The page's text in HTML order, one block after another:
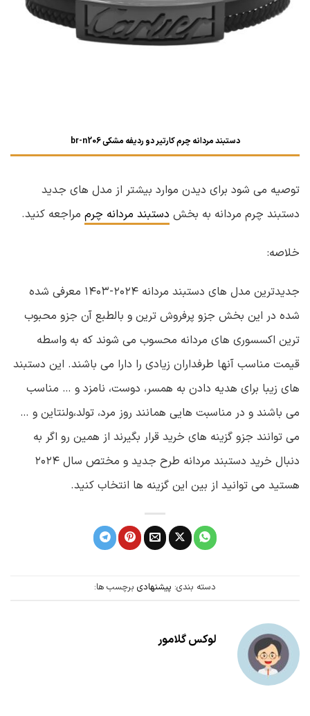
دستبند مردانه چرم کارتیر دو ردیفه مشکی br-n206
توصیه می شود برای دیدن موارد بیشتر از مدل های جدید
دستبند چرم مردانه به بخش دستبند مردانه چرم مراجعه کنید.
خلاصه:
جدیدترین مدل های دستبند مردانه ۲۰۲۴-۱۴۰۳ معرفی شده
شده در این بخش جزو پرفروش ترین و بالطبع آن جزو محبوب
ترین اکسسوری های مردانه محسوب می شوند که به واسطه
قیمت مناسب آنها طرفداران زیادی را دارا می باشند. این دستبند
های زیبا برای هدیه دادن به همسر، دوست، نامزد و … مناسب
می باشند و در مناسبت هایی همانند روز مرد، تولد،ولنتاین و …
می توانند جزو گزینه های خرید قرار بگیرند از همین رو اگر به
دنبال خرید دستبند مردانه طرح جدید و مختص سال ۲۰۲۴
هستید می توانید از بین این گزینه ها انتخاب کنید.
دسته بندی: پیشنهادی برچسب ها:
لوکس گلامور